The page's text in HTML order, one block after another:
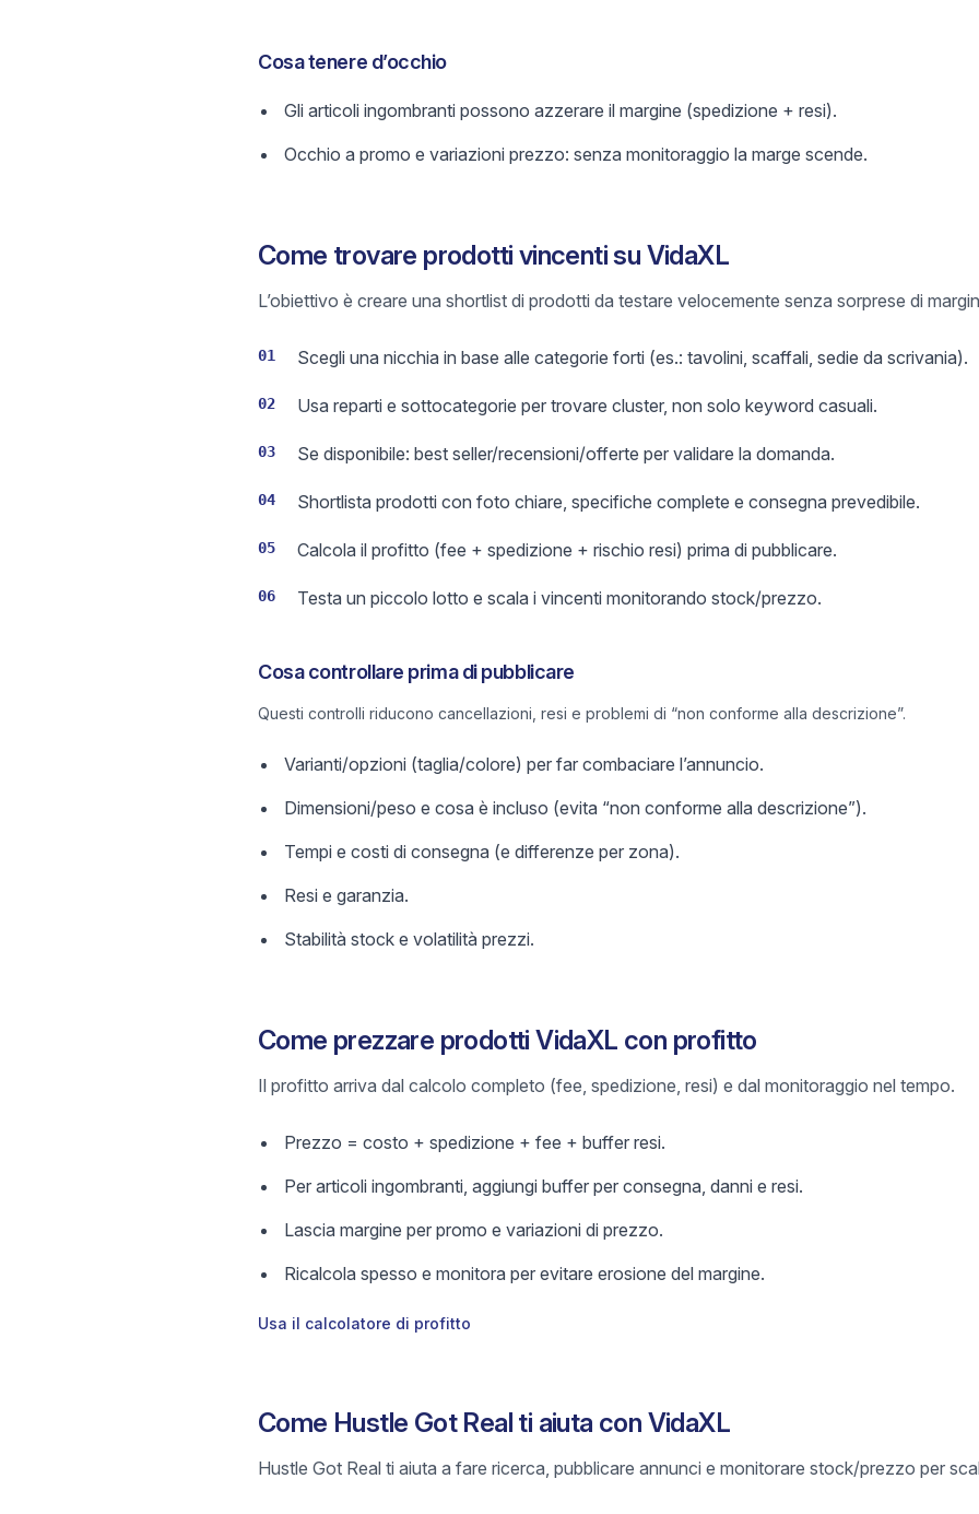
Cosa tenere d’occhio
Gli articoli ingombranti possono azzerare il margine (spedizione + resi).
Occhio a promo e variazioni prezzo: senza monitoraggio la marge scende.
Come trovare prodotti vincenti su VidaXL
L’obiettivo è creare una shortlist di prodotti da testare velocemente senza sorprese di
01 Scegli una nicchia in base alle categorie forti (es.: tavolini, scaffali, sedie da scrivania).
02 Usa reparti e sottocategorie per trovare cluster, non solo keyword casuali.
03 Se disponibile: best seller/recensioni/offerte per validare la domanda.
04 Shortlista prodotti con foto chiare, specifiche complete e consegna prevedibile.
05 Calcola il profitto (fee + spedizione + rischio resi) prima di pubblicare.
06 Testa un piccolo lotto e scala i vincenti monitorando stock/prezzo.
Cosa controllare prima di pubblicare
Questi controlli riducono cancellazioni, resi e problemi di “non conforme alla descrizione”.
Varianti/opzioni (taglia/colore) per far combaciare l’annuncio.
Dimensioni/peso e cosa è incluso (evita “non conforme alla descrizione”).
Tempi e costi di consegna (e differenze per zona).
Resi e garanzia.
Stabilità stock e volatilità prezzi.
Come prezzare prodotti VidaXL con profitto
Il profitto arriva dal calcolo completo (fee, spedizione, resi) e dal monitoraggio nel tempo.
Prezzo = costo + spedizione + fee + buffer resi.
Per articoli ingombranti, aggiungi buffer per consegna, danni e resi.
Lascia margine per promo e variazioni di prezzo.
Ricalcola spesso e monitora per evitare erosione del margine.
Usa il calcolatore di profitto
Come Hustle Got Real ti aiuta con VidaXL
Hustle Got Real ti aiuta a fare ricerca, pubblicare annunci e monitorare stock/prezzo per